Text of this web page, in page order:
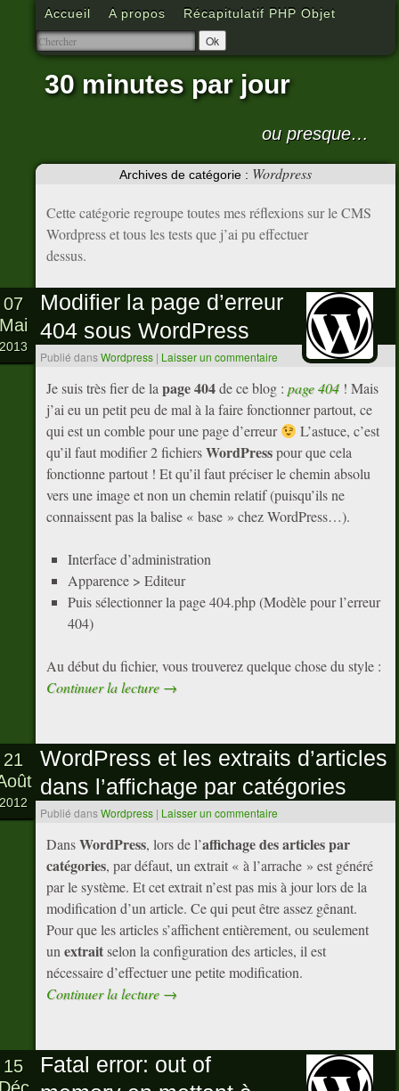
Accueil A propos Récapitulatif PHP Objet
30 minutes par jour
ou presque…
Archives de catégorie : Wordpress
Cette catégorie regroupe toutes mes réflexions sur le CMS
Wordpress et tous les tests que j’ai pu effectuer
dessus.
Modifier la page d’erreur
404 sous WordPress
Publié dansWordpress | Laisser un commentaire
07
Mai
2013
Je suis très fier de la page 404de ce blog : page 404 ! Mais
j’ai eu un petit peu de mal à la faire fonctionner partout, ce
qui est un comble pour une page d’erreur
L’astuce, c’est
qu’il faut modifier 2 fichiersWordPresspour que cela
fonctionne partout ! Et qu’il faut préciser le chemin absolu
vers une image et non un chemin relatif (puisqu’ils ne
connaissent pas la balise « base » chez WordPress…).
Interface d’administration
Apparence > Editeur
Puis sélectionner la page 404.php (Modèle pour l’erreur
404)
Au début du fichier, vous trouverez quelque chose du style :
Continuer la lecture →
WordPress et les extraits d’articles
dans l’affichage par catégories
Publié dansWordpress | Laisser un commentaire
21
2012
DansWordPress, lors de l’affichage des articles par
catégories, par défaut, un extrait « à l’arrache » est généré
par le système. Et cet extrait n’est pas mis à jour lors de la
modification d’un article. Ce qui peut être assez gênant.
Pour que les articles s’affichent entièrement, ou seulement
un extraitselon la configuration des articles, il est
nécessaire d’effectuer une petite modification.
Continuer la lecture →
Fatal error: out of
15